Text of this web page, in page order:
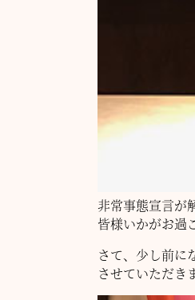
非常事態宣言が
皆様いかがお過
さて、少し前に
させていただき